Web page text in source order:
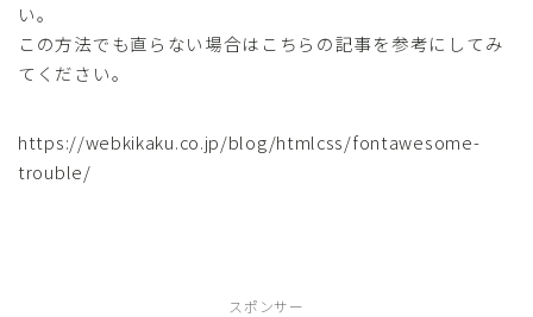
い。
この方法でも直らない場合はこちらの記事を参考にしてみ
てください。
https://webkikaku.co.jp/blog/htmlcss/fontawesome-
trouble/
スポンサー